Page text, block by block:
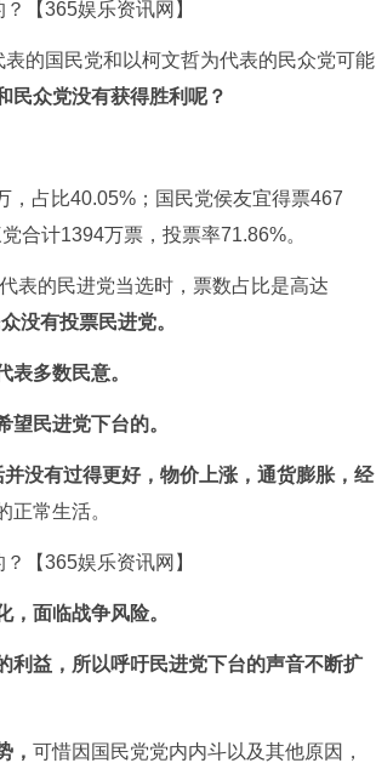
的国民党和以柯文哲为代表的民众党可能
民众党没有获得胜利呢？
占比40.05%；国民党侯友宜得票467
合计1394万票，投票率71.86%。
表的民进党当选时，票数占比是高达
没有投票民进党。
多数民意。
民进党下台的。
没有过得更好，物价上涨，通货膨胀，经
正常生活。
，面临战争风险。
利益，所以呼吁民进党下台的声音不断扩
， 可惜因国民党党内内斗以及其他原因，